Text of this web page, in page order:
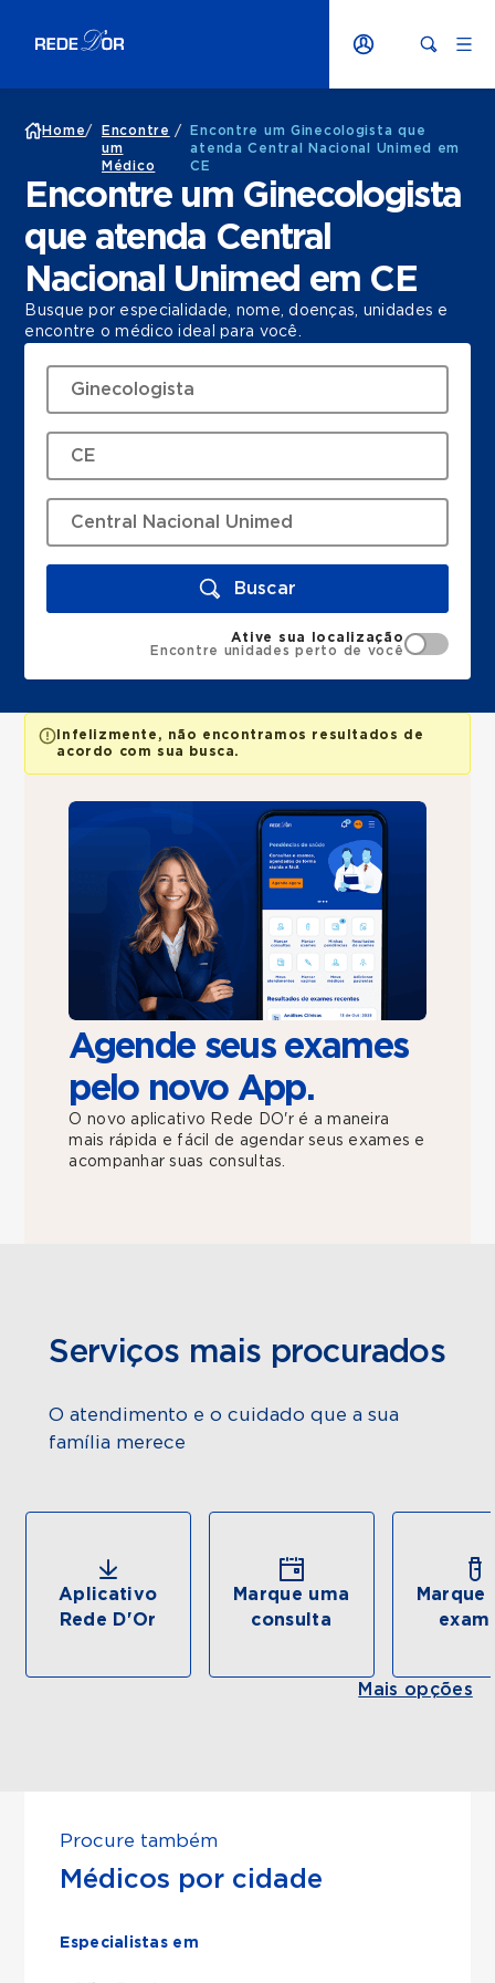
Home/
Encontre
um
Médico
/
Encontre um Ginecologista que
atenda Central Nacional Unimed em
CE
Encontre um Ginecologista
que atenda Central
Nacional Unimed em CE
Busque por especialidade, nome, doenças, unidades e
encontre o médico ideal para você.
Buscar
Ative sua localização
Encontre unidades perto de você
Infelizmente, não encontramos resultados de
acordo com sua busca.
Agende seus exames
pelo novo App.
O novo aplicativo Rede DO'r é a maneira
mais rápida e fácil de agendar seus exames e
acompanhar suas consultas.
Serviços mais procurados
O atendimento e o cuidado que a sua
família merece
Aplicativo
Rede D'Or
Marque uma
consulta
Marque
Mais opções
Procure também
Médicos por cidade
Especialistas em